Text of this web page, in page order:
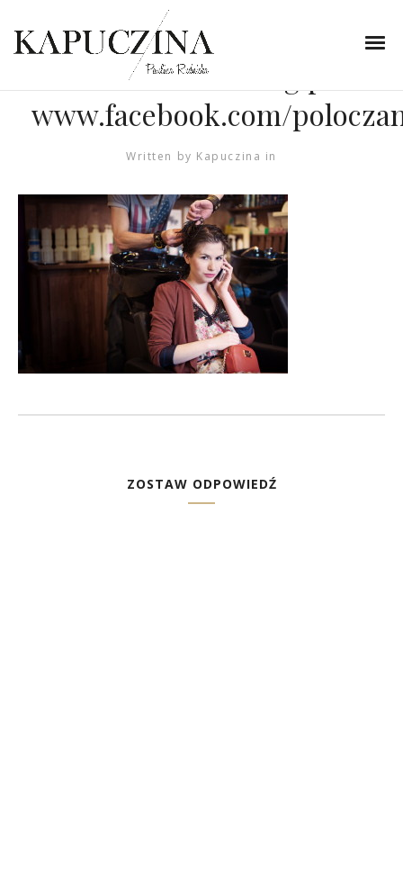
31 października 2013
Fot. Piotr Po³oczanski
www.redwedding.pl
www.facebook.com/
Written by Kapuczina in
ZOSTAW ODPOWIEDŹ